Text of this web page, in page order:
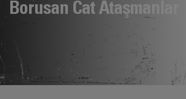
Borusan Cat Ataşmanlar